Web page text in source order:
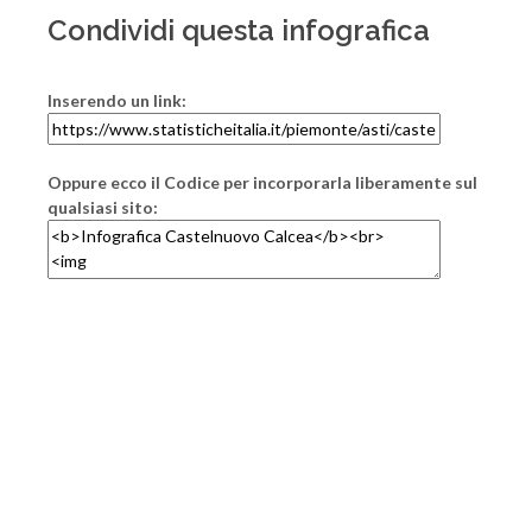
Condividi questa infografica
Inserendo un link:
Oppure ecco il Codice per incorporarla liberamente sul
qualsiasi sito: